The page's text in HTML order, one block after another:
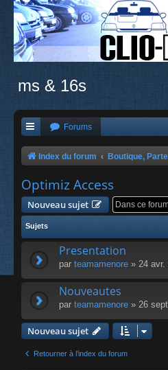
ms & 16s
Forums
Index du forum Boutique,
Optimiz Access
Nouveau sujet
Sujets
Presentation
par teamamenore » 24 avr.
Nouveautes
par teamamenore » 26
Nouveau sujet
Retourner à l’index du forum